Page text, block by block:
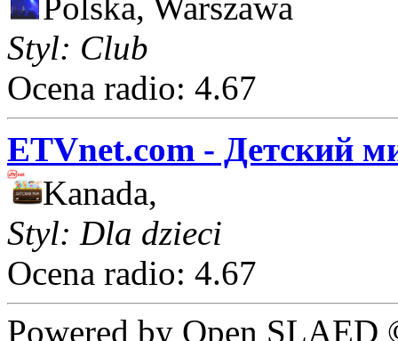
Polska, Warszawa
Styl: Club
Ocena radio: 4.67
ETVnet.com - Детский
Kanada,
Styl: Dla dzieci
Ocena radio: 4.67
Powered by Open